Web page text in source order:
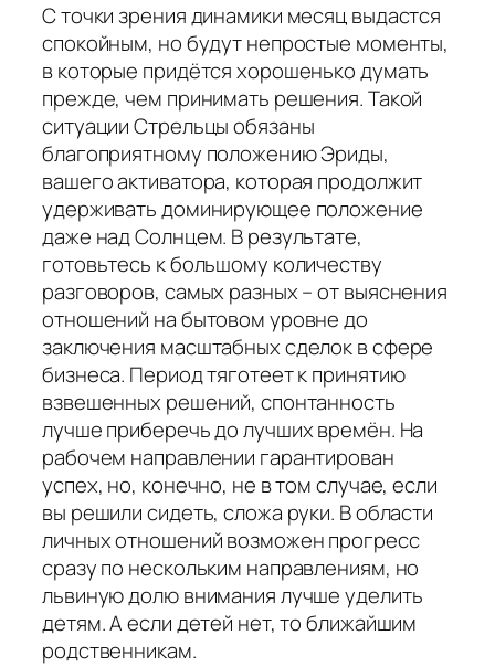
С точки зрения динамики месяц выдастся
спокойным, но будут непростые моменты,
в которые придётся хорошенько думать
прежде, чем принимать решения. Такой
ситуации Стрельцы обязаны
благоприятному положению Эриды,
вашего активатора, которая продолжит
удерживать доминирующее положение
даже над Солнцем. В результате,
готовьтесь к большому количеству
разговоров, самых разных – от выяснения
отношений на бытовом уровне до
заключения масштабных сделок в сфере
бизнеса. Период тяготеет к принятию
взвешенных решений, спонтанность
лучше приберечь до лучших времён. На
рабочем направлении гарантирован
успех, но, конечно, не в том случае, если
вы решили сидеть, сложа руки. В области
личных отношений возможен прогресс
сразу по нескольким направлениям, но
львиную долю внимания лучше уделить
детям. А если детей нет, то ближайшим
родственникам.